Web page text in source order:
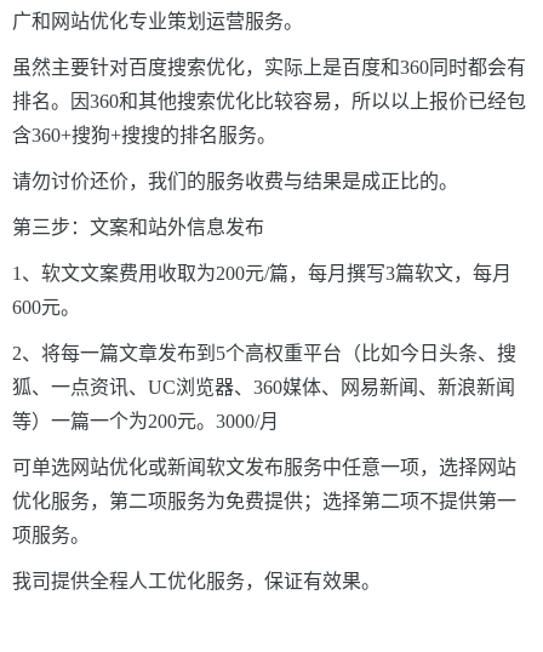
广和网站优化专业策划运营服务。
虽然主要针对百度搜索优化，实际上是百度和360同时都会有
排名。因360和其他搜索优化比较容易，所以以上报价已经包
含360+搜狗+搜搜的排名服务。
请勿讨价还价，我们的服务收费与结果是成正比的。
第三步：文案和站外信息发布
1、软文文案费用收取为200元/篇，每月撰写3篇软文，每月
600元。
2、将每一篇文章发布到5个高权重平台（比如今日头条、搜
狐、一点资讯、UC浏览器、360媒体、网易新闻、新浪新闻
等）一篇一个为200元。3000/月
可单选网站优化或新闻软文发布服务中任意一项，选择网站
优化服务，第二项服务为免费提供；选择第二项不提供第一
项服务。
我司提供全程人工优化服务，保证有效果。